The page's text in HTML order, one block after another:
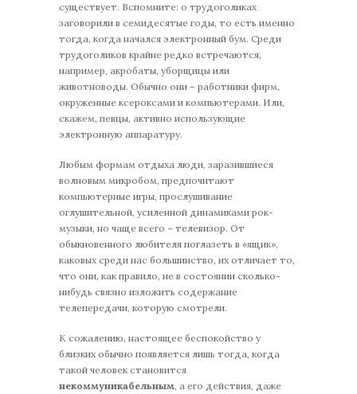
существует. Вспомните: о трудоголиках
заговорили в семидесятые годы, то есть именно
тогда, когда начался электронный бум. Среди
трудоголиков крайне редко встречаются,
например, акробаты, уборщицы или
животноводы. Обычно они – работники фирм,
окруженные ксероксами и компьютерами. Или,
скажем, певцы, активно использующие
электронную аппаратуру.
Любым формам отдыха люди, заразившиеся
волновым микробом, предпочитают
компьютерные игры, прослушивание
оглушительной, усиленной динамиками рок-
музыки, но чаще всего – телевизор. От
обыкновенного любителя поглазеть в «ящик»,
каковых среди нас большинство, их отличает то,
что они, как правило, не в состоянии сколько-
нибудь связно изложить содержание
телепередачи, которую смотрели.
К сожалению, настоящее беспокойство у
близких обычно появляется лишь тогда, когда
такой человек становится
некоммуникабельным, а его действия, даже